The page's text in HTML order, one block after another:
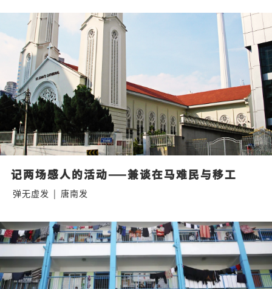
记两场感人的活动——兼谈在马难民与移工
弹无虚发 | 唐南发